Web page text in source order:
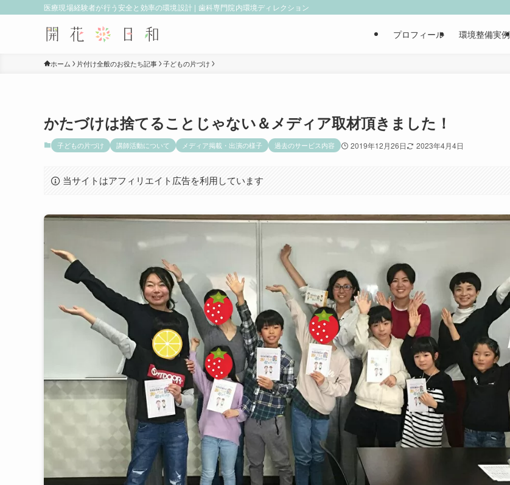
医療現場経験者が行う安全と効率の環境設計 | 歯科専門院内環境ディレクション
プロフィール 環境整備実例
ホーム 片付け全般のお役たち記事 子どもの片づけ
かたづけは捨てることじゃない＆メディア取材頂きました！
子どもの片づけ 講師活動について メディア掲載・出演の様子 過去のサービス内容 2019年12月26日 2023年4月4日
当サイトはアフィリエイト広告を利用しています